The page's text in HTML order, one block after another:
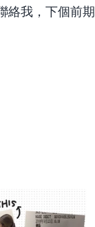
我，下個前期